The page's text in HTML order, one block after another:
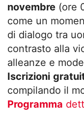
novembre (ore
come un
di dialogo tra
contrasto alla
alleanze e
Iscrizioni
compilando il
Programma